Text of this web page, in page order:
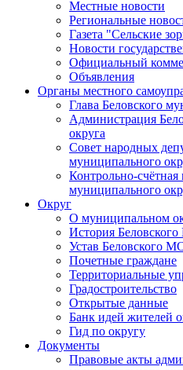
Местные новости
Региональные
Газета "Сельские
Новости
Официальный
Объявления
Органы местного
Глава Беловского
Администрация
округа
Совет народных
муниципального
Контрольно-счётная
муниципального
Округ
О муниципальном
История
Устав Беловского
Почетные граждане
Территориальные
Градостроительство
Открытые данные
Банк идей жителей
Гид по округу
Документы
Правовые акты